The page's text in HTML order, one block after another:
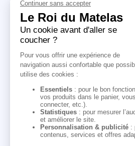
Profitez de
et recevez
LE ROI DU
Notre histoire
Notre savoir-
Nos marques